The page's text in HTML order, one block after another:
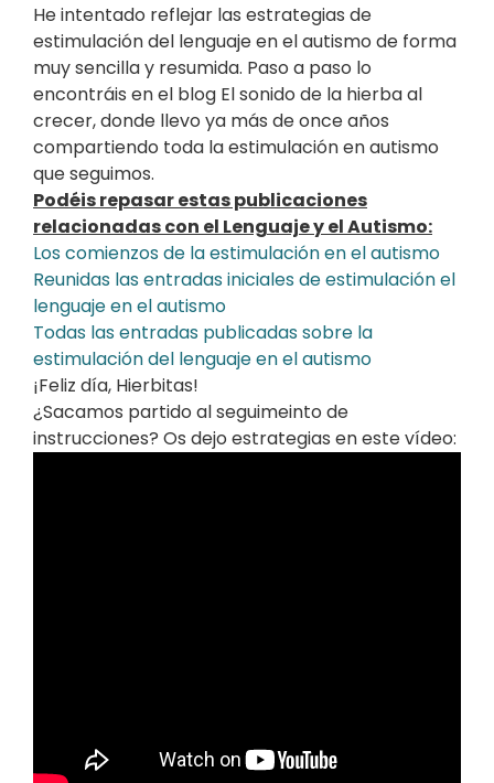
He intentado reflejar las estrategias de
estimulación del lenguaje en el autismo de forma
muy sencilla y resumida. Paso a paso lo
encontráis en el blog El sonido de la hierba al
crecer, donde llevo ya más de once años
compartiendo toda la estimulación en autismo
que seguimos.
Podéis repasar estas publicaciones
relacionadas con el Lenguaje y el Autismo:
Los comienzos de la estimulación en el autismo
Reunidas las entradas iniciales de estimulación el
lenguaje en el autismo
Todas las entradas publicadas sobre la
estimulación del lenguaje en el autismo
¡Feliz día, Hierbitas!
¿Sacamos partido al seguimeinto de
instrucciones? Os dejo estrategias en este vídeo: